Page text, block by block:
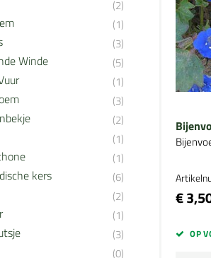
(2)
(1)
(3)
Winde (5)
(1)
(3)
(2)
(1)
(1)
kers (6)
(2)
(1)
(3)
(0)
€
OP